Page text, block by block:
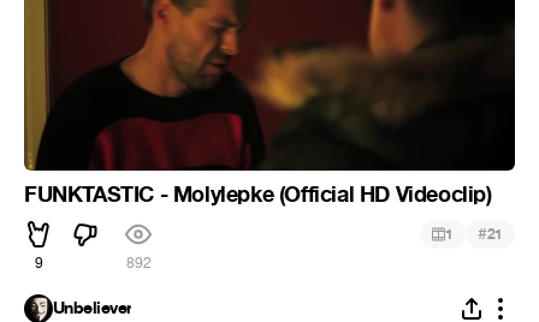
FUNKTASTIC - Molylepke (Official HD Videoclip)
9 892
1 #21
Unbeliever